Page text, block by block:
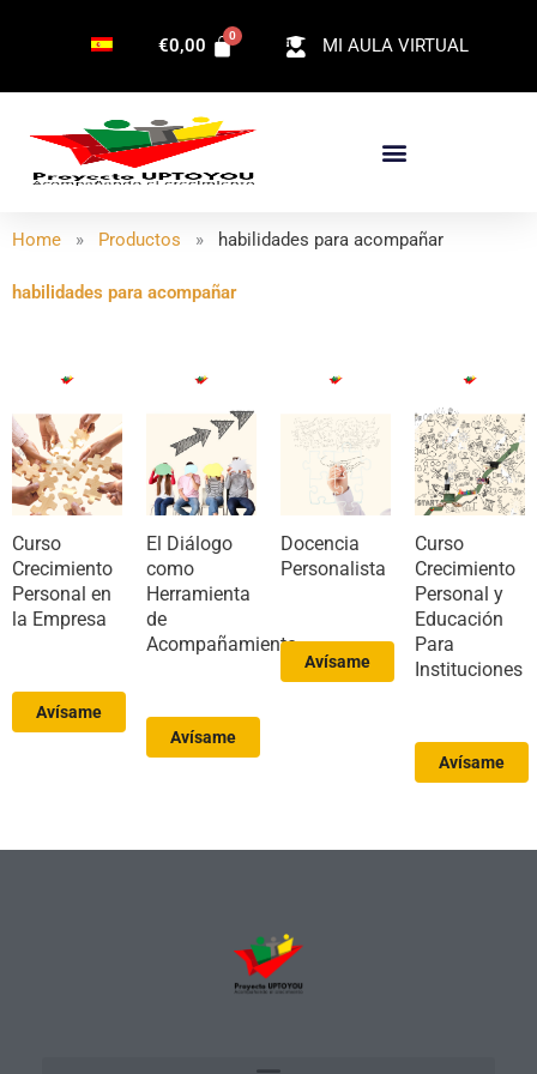
MI AULA VIRTUAL
€0,00
Home » Productos » habilidades para acompañar
habilidades para acompañar
Curso
Crecimiento
Personal en
la Empresa
Avísame
El Diálogo
como
Herramienta
de
Acompañamiento
Avísame
Docencia
Personalista
Avísame
Curso
Crecimiento
Personal y
Educación
Para
Instituciones
Avísame